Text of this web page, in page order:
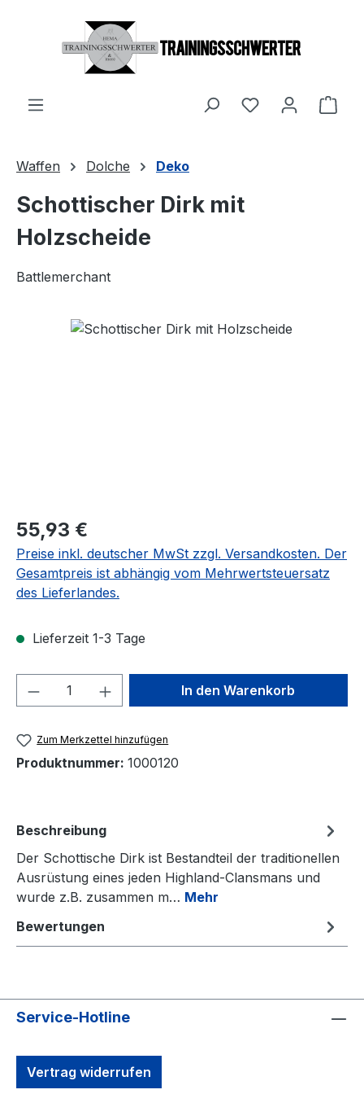
Zum Hauptinhalt springen
Du hast 0
Waffen Dolche Deko
Schottischer Dirk mit
Holzscheide
Battlemerchant
Bildergalerie überspringen
Regulärer Preis:
55,93 €
Preise inkl. deutscher MwSt zzgl. Versandkosten. Der
Gesamtpreis ist abhängig vom Mehrwertsteuersatz
des Lieferlandes.
Lieferzeit 1-3 Tage
Produkt Anzahl: Gib denIn den Warenkorb
Zum Merkzettel hinzufügen
Produktnummer: 1000120
Beschreibung
Der Schottische Dirk ist Bestandteil der traditionellen
Ausrüstung eines jeden Highland-Clansmans und
wurde z.B. zusammen m… Mehr
Bewertungen
Service-Hotline
Vertrag widerrufen